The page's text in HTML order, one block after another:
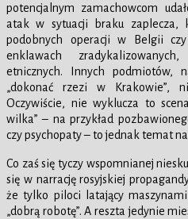
potencjalnym zamachowcom
atak w sytuacji braku zaplecza,
podobnych operacji w Belgii
enklawach zradykalizowanych,
etnicznych. Innych podmiotów,
„dokonać rzezi w Krakowie”,
Oczywiście, nie wyklucza to
wilka” – na przykład
czy psychopaty – to jednak temat
Co zaś się tyczy wspomnianej
się w narrację rosyjskiej
że tylko piloci latający
„dobrą robotę”. A reszta jedynie